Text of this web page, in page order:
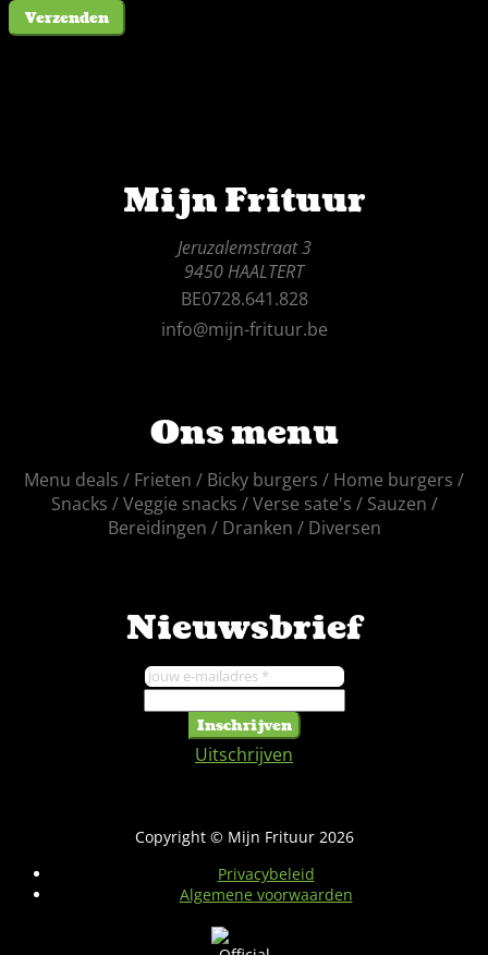
Verzenden
Mijn Frituur
Jeruzalemstraat 3
9450 HAALTERT
BE0728.641.828
info@mijn-frituur.be
Ons menu
Menu deals Frieten Bicky burgers
Home burgers
Snacks
Veggie snacks Verse sate's
Sauzen
Bereidingen
Dranken Diversen
Nieuwsbrief
Inschrijven
Uitschrijven
Copyright © Mijn Frituur 2026
Privacybeleid
Algemene voorwaarden